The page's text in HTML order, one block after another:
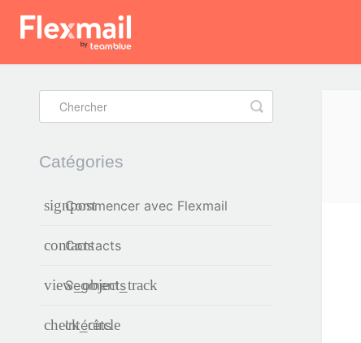
Toggle
Search
Catégories
Commencer avec Flexmail
Contacts
Segments
Intérêts